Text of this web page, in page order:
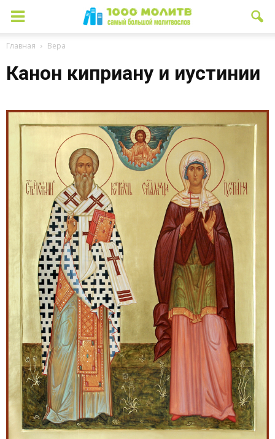
Главная Вера
Канон киприану и иустинии